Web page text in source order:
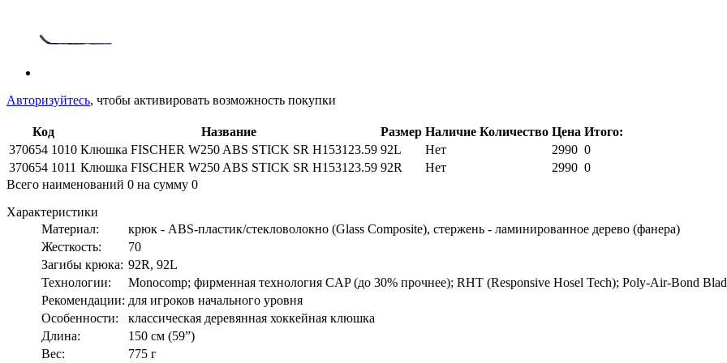
Авторизуйтесь, чтобы активировать возможность покупки
Код Название Размер Наличие Количество Цена Итого:
370654 1010 Клюшка FISCHER W250 ABS STICK SR H153123.59 92L Нет 2990 0
370654 1011 Клюшка FISCHER W250 ABS STICK SR H153123.59 92R Нет 2990 0
Всего наименований 0 на сумму 0
Характеристики
Материал:
крюк - ABS-пластик/стекловолокно (Glass Composite), стержень - ламинированное дерево (фанера)
Жесткость:
70
Загибы крюка: 92R, 92L
Технологии:
Monocomp; фирменная технология CAP (до 30% прочнее); RHT (Responsive Hosel Tech); Poly-Air-Bond
Рекомендации: для игроков начального уровня
Особенности:
классическая деревянная хоккейная клюшка
Длина:
150 см (59”)
Вес:
775 г